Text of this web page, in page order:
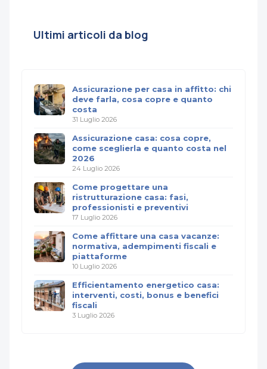
Ultimi articoli da blog
Assicurazione per casa in affitto: chi
deve farla, cosa copre e quanto
costa
31 Luglio 2026
Assicurazione casa: cosa copre,
come sceglierla e quanto costa nel
2026
24 Luglio 2026
Come progettare una
ristrutturazione casa: fasi,
professionisti e preventivi
17 Luglio 2026
Come affittare una casa vacanze:
normativa, adempimenti fiscali e
piattaforme
10 Luglio 2026
Efficientamento energetico casa:
interventi, costi, bonus e benefici
fiscali
3 Luglio 2026